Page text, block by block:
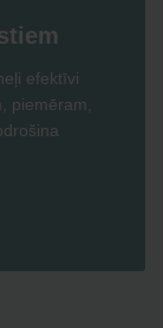
efektīvi
piemēram,